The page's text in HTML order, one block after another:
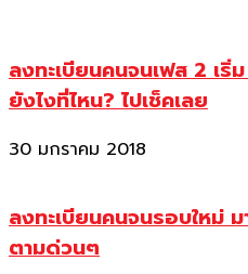
ลงทะเบียนคนจนเฟส 2 เริ่
ยังไงที่ไหน? ไปเช็คเลย
30 มกราคม 2018
ลงทะเบียนคนจนรอบใหม่
ตามด่วนๆ